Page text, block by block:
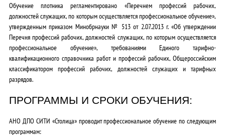
Обучение плотника регламентировано «Перечнем профессий рабочих,
должностей служащих, по которым осуществляется профессиональное обучение»,
утвержденным приказом Минобрнауки № 513 от 2.07.2013 г. «Об утверждении
Перечня профессий рабочих, должностей служащих, по которым осуществляется
профессиональное обучение», требованиями Единого тарифно-
квалификационного справочника работ и профессий рабочих, Общероссийским
классификатором профессий рабочих, должностей служащих и тарифных
разрядов.
ПРОГРАММЫ И СРОКИ ОБУЧЕНИЯ:
АНО ДПО СИТИ «Столица» проводит профессиональное обучение по следующим
программам: